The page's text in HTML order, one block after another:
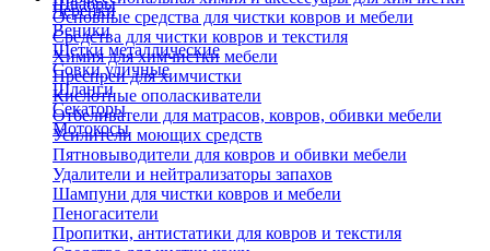
Швабры
Черенки
Веники
Щетки металлические
Совки уличные
Шланги
Секаторы
Мотокосы
Основные средства для чистки ковров и мебели
Средства для чистки ковров и текстиля
Химия для химчистки мебели
Преспреи для химчистки
Кислотные ополаскиватели
Отбеливатели для матрасов, ковров, обивки мебели
Усилители моющих средств
Пятновыводители для ковров и обивки мебели
Удалители и нейтрализаторы запахов
Шампуни для чистки ковров и мебели
Пеногасители
Пропитки, антистатики для ковров и текстиля